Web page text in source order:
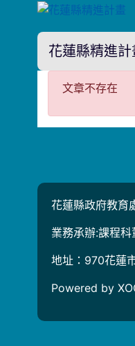
花蓮縣精進計
文章不存
文章不存在
花蓮縣政府教育
業務承辦:課程
地址：970花蓮
Powered by